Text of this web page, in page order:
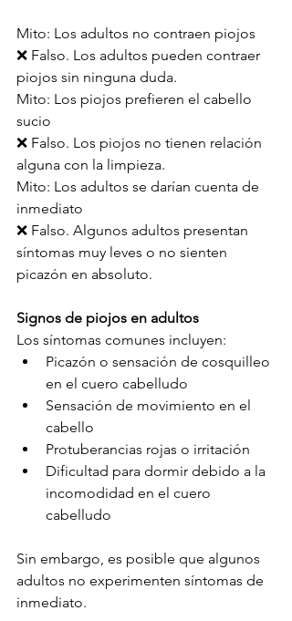
Mito: Los adultos no contraen piojos
❌ Falso. Los adultos pueden contraer
piojos sin ninguna duda.
Mito: Los piojos prefieren el cabello
sucio
❌ Falso. Los piojos no tienen relación
alguna con la limpieza.
Mito: Los adultos se darían cuenta de
inmediato
❌ Falso. Algunos adultos presentan
síntomas muy leves o no sienten
picazón en absoluto.
Signos de piojos en adultos
Los síntomas comunes incluyen:
Picazón o sensación de cosquilleo
en el cuero cabelludo
Sensación de movimiento en el
cabello
Protuberancias rojas o irritación
Dificultad para dormir debido a la
incomodidad en el cuero
cabelludo
Sin embargo, es posible que algunos
adultos no experimenten síntomas de
inmediato.